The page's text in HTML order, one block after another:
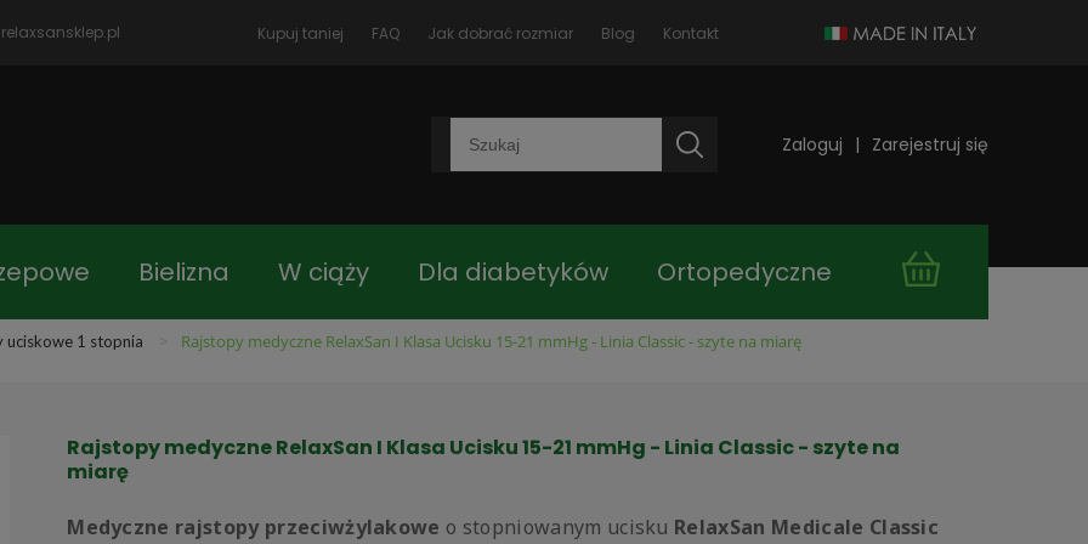
Kupuj taniej FAQ Jak dobrać rozmiar Blog Kontakt
Zaloguj Zarejestruj się
Bielizna W ciąży Dla diabetyków Ortopedyczne
Asortyment
uciskowe 1 stopnia Rajstopy medyczne RelaxSan I Klasa Ucisku 15-21 mmHg - Linia Classic - szyte na miarę
Rajstopy medyczne RelaxSan I Klasa Ucisku 15-21 mmHg - Linia Classic - szyte na
miarę
Medyczne rajstopy przeciwżylakowe o stopniowanym ucisku RelaxSan Medicale Classic